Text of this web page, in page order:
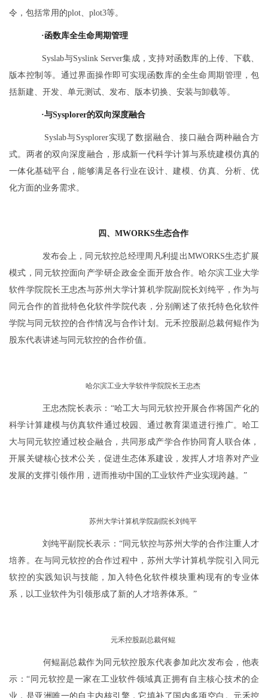
令，包括常用的plot、plot3等。
·函数库全生命周期管理
Syslab与Syslink Server集成，支持对函数库的上传、下载、
版本控制等。通过界面操作即可实现函数库的全生命周期管理，包
括新建、开发、单元测试、发布、版本切换、安装与卸载等。
·与Sysplorer的双向深度融合
Syslab与Sysplorer实现了数据融合、接口融合两种融合方
式。两者的双向深度融合，形成新一代科学计算与系统建模仿真的
一体化基础平台，能够满足各行业在设计、建模、仿真、分析、优
化方面的业务需求。
四、MWORKS生态合作
发布会上，同元软控总经理周凡利提出MWORKS生态扩展
模式，同元软控面向产学研企政金全面开放合作。哈尔滨工业大学
软件学院院长王忠杰与苏州大学计算机学院副院长刘纯平，作为与
同元合作的首批特色化软件学院代表，分别阐述了依托特色化软件
学院与同元软控的合作情况与合作计划。元禾控股副总裁何鲲作为
股东代表讲述与同元软控的合作价值。
哈尔滨工业大学软件学院院长王忠杰
王忠杰院长表示：“哈工大与同元软控开展合作将国产化的
科学计算建模与仿真软件通过校园、通过教育渠道进行推广。哈工
大与同元软控通过校企融合，共同形成产学合作协同育人联合体，
开展关键核心技术公关，促进生态体系建设，发挥人才培养对产业
发展的支撑引领作用，进而推动中国的工业软件产业实现跨越。”
苏州大学计算机学院副院长刘纯平
刘纯平副院长表示：“同元软控与苏州大学的合作注重人才
培养。在与同元软控的合作过程中，苏州大学计算机学院引入同元
软控的实践知识与技能，加入特色化软件模块重构现有的专业体
系，以工业软件为引领形成了新的人才培养体系。”
元禾控股副总裁何鲲
何鲲副总裁作为同元软控股东代表参加此次发布会，他表
示：“同元软控是一家在工业软件领域真正拥有自主核心技术的企
业，是亚洲唯一的自主内核引擎，它填补了国内多项空白。元禾控